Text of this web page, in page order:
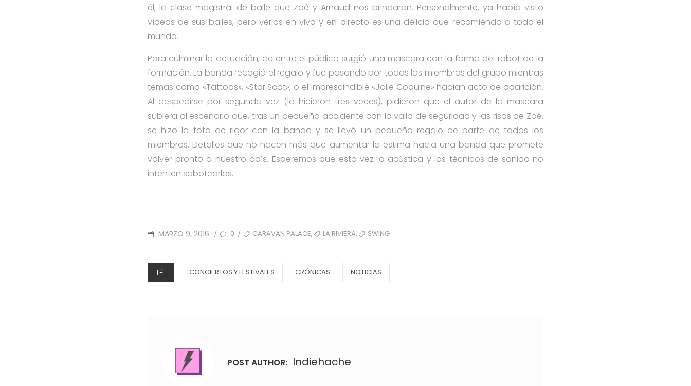
él, la clase magistral de baile que Zoé y Arnaud nos brindaron. Personalmente, ya había visto
vídeos de sus bailes, pero verlos en vivo y en directo es una delicia que recomiendo a todo el
mundo.
Para culminar la actuación, de entre el público surgió una mascara con la forma del robot de la
formación. La banda recogió el regalo y fue pasando por todos los miembros del grupo mientras
temas como «Tattoos», «Star Scat», o el imprescindible «Jolie Coquine» hacían acto de aparición.
Al despedirse por segunda vez (lo hicieron tres veces), pidieron que el autor de la mascara
subiera al escenario que, tras un pequeño accidente con la valla de seguridad y las risas de Zoé,
se hizo la foto de rigor con la banda y se llevó un pequeño regalo de parte de todos los
miembros. Detalles que no hacen más que aumentar la estima hacia una banda que promete
volver pronto a nuestro país. Esperemos que esta vez la acústica y los técnicos de sonido no
intenten sabotearlos.
POSTED
MARZO 9, 2016 / 0 / TAGSCARAVAN PALACE, LA RIVIERA, SWING
CATEGORIES
CONCIERTOS Y FESTIVALES CRÓNICAS NOTICIAS
POST AUTHOR: Indiehache